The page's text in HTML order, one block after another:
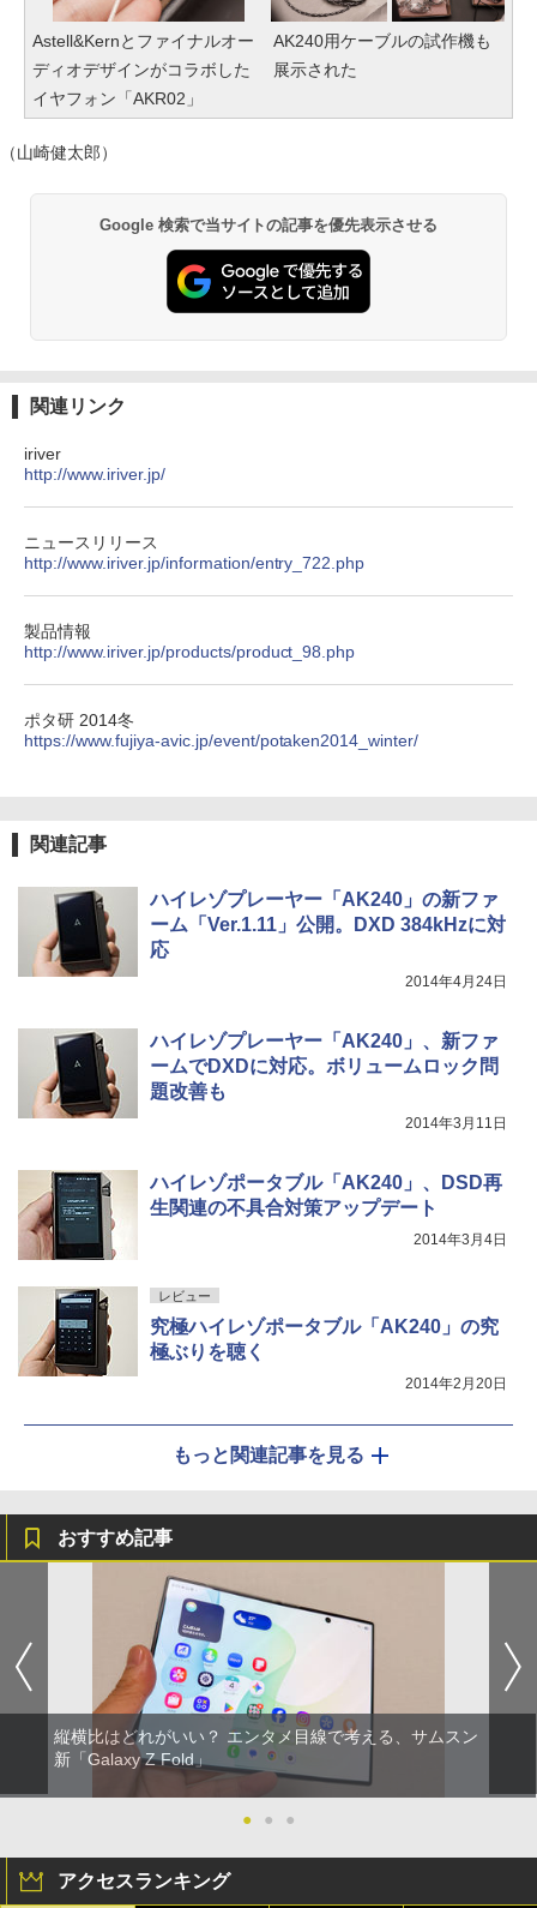
Astell&Kernとファイナルオー
ディオデザインがコラボした
イヤフォン「AKR02」
AK240用ケーブルの試作機も
展示された
（山崎健太郎）
Google 検索で当サイトの記事を優先表示させる
関連リンク
iriver
http://www.iriver.jp/
ニュースリリース
http://www.iriver.jp/information/entry_722.php
製品情報
http://www.iriver.jp/products/product_98.php
ポタ研 2014冬
https://www.fujiya-avic.jp/event/potaken2014_winter/
関連記事
ハイレゾプレーヤー「AK240」の新ファ
ーム「Ver.1.11」公開。DXD 384kHzに対
応
2014年4月24日
ハイレゾプレーヤー「AK240」、新ファ
ームでDXDに対応。ボリュームロック問
題改善も
2014年3月11日
ハイレゾポータブル「AK240」、DSD再
生関連の不具合対策アップデート
2014年3月4日
レビュー
究極ハイレゾポータブル「AK240」の究
極ぶりを聴く
2014年2月20日
もっと関連記事を見る
おすすめ記事
縦横比はどれがいい？ エンタメ目線で考える、サムスン
新「Galaxy Z Fold」
● ● ●
アクセスランキング